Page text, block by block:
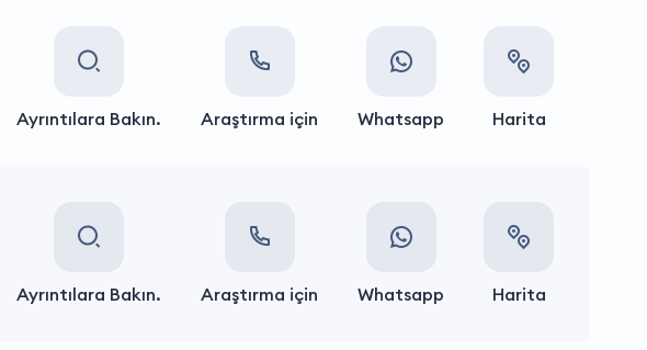
Ayrıntılara Bakın. Araştırma için Whatsapp Harita
Ayrıntılara Bakın. Araştırma için Whatsapp Harita